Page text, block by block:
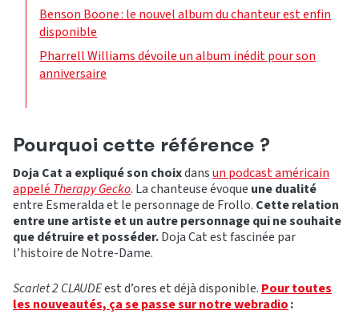
Benson Boone : le nouvel album du chanteur est enfin
disponible
Pharrell Williams dévoile un album inédit pour son
anniversaire
Pourquoi cette référence ?
Doja Cat a expliqué son choixdansun podcast américain
appelé Therapy Gecko. La chanteuse évoque une dualité
entre Esmeralda et le personnage de Frollo. Cette relation
entre une artiste et un autre personnage qui ne souhaite
que détruire et posséder.Doja Cat est fascinée par
l’histoire de Notre-Dame.
Scarlet 2 CLAUDEest d’ores et déjà disponible. Pour toutes
les nouveautés, ça se passe sur notre webradio: